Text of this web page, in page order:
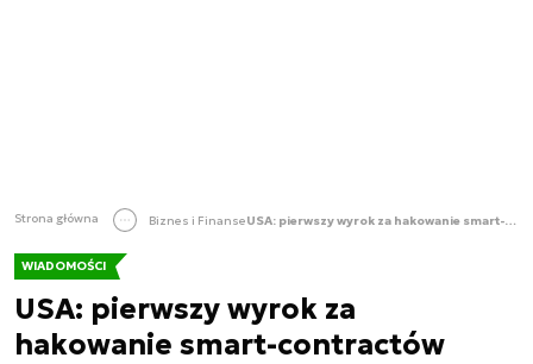
Strona główna Biznes i Finanse USA: pierwszy wyrok za hakowanie smart-contractów
WIADOMOŚCI
USA: pierwszy wyrok za
hakowanie smart-contractów